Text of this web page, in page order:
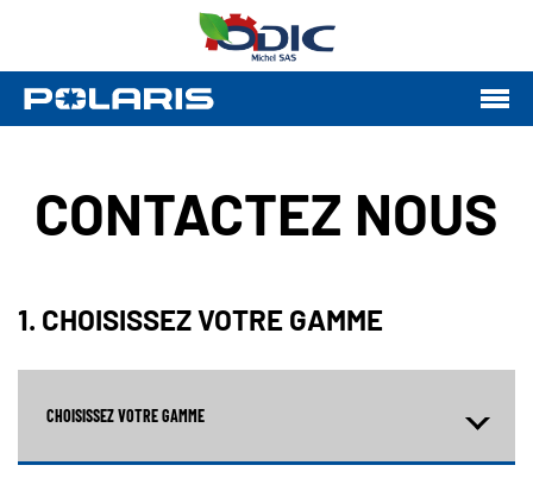
CONTACTEZ NOUS
1. CHOISISSEZ VOTRE GAMME
CHOISISSEZ VOTRE GAMME